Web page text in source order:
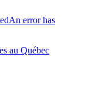
An error has
au Québec